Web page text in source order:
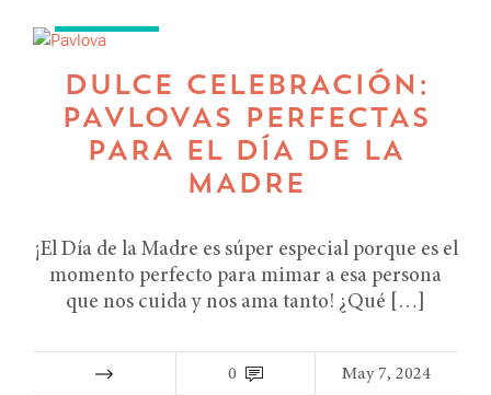
DULCE CELEBRACIÓN:
PAVLOVAS PERFECTAS
PARA EL DÍA DE LA
MADRE
¡El Día de la Madre es súper especial porque es el
momento perfecto para mimar a esa persona
que nos cuida y nos ama tanto! ¿Qué […]
0 May 7, 2024